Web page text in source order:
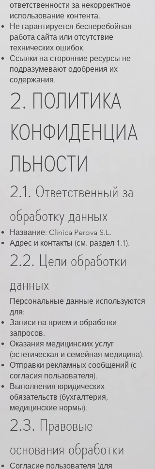
ответственности за некорректное
использование контента.
Не гарантируется бесперебойная
работа сайта или отсутствие
технических ошибок.
Ссылки на сторонние ресурсы не
подразумевают одобрения их
содержания.
2. ПОЛИТИКА
КОНФИДЕНЦИА
ЛЬНОСТИ
2.1. Ответственный за
обработку данных
Название: Clínica Perova S.L.
Адрес и контакты (см. раздел 1.1).
2.2. Цели обработки
данных
Персональные данные используются
для:
Записи на прием и обработки
запросов.
Оказания медицинских услуг
(эстетическая и семейная медицина).
Отправки рекламных сообщений (с
согласия пользователя).
Выполнения юридических
обязательств (бухгалтерия,
медицинские нормы).
2.3. Правовые
основания обработки
Согласие пользователя (для